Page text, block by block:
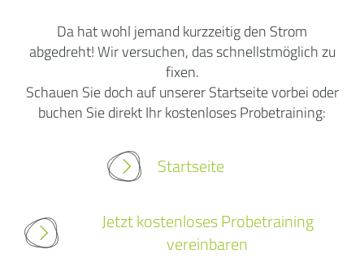
Da hat wohl jemand kurzzeitig den Strom
abgedreht! Wir versuchen, das schnellstmöglich zu
fixen.
Schauen Sie doch auf unserer Startseite vorbei oder
buchen Sie direkt Ihr kostenloses Probetraining:
Startseite
Jetzt kostenloses Probetraining
vereinbaren